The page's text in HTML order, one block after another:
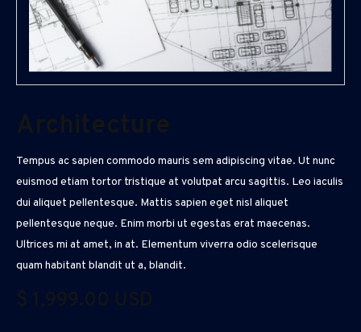
Tempus ac sapien commodo mauris sem adipiscing vitae. Ut nunc
euismod etiam tortor tristique at volutpat arcu sagittis. Leo iaculis
dui aliquet pellentesque. Mattis sapien eget nisl aliquet
pellentesque neque. Enim morbi ut egestas erat maecenas.
Ultrices mi at amet, in at. Elementum viverra odio scelerisque
quam habitant blandit ut a, blandit.